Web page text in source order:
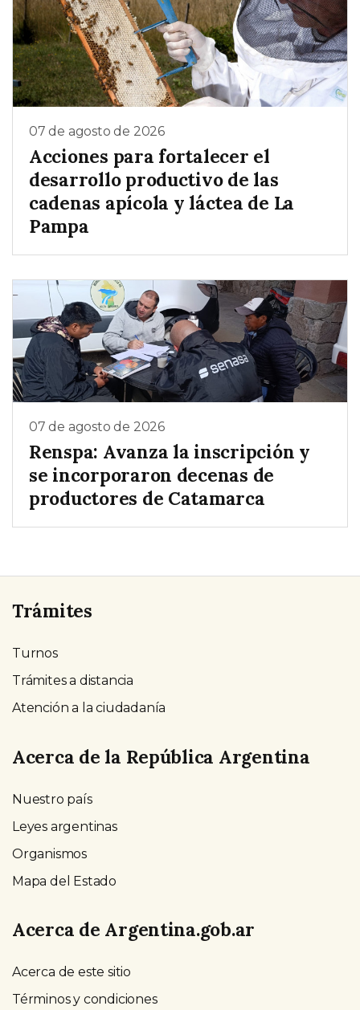
07 de agosto de 2026
Acciones para fortalecer el
desarrollo productivo de las
cadenas apícola y láctea de La
Pampa
07 de agosto de 2026
Renspa: Avanza la inscripción y
se incorporaron decenas de
productores de Catamarca
Trámites
Turnos
Trámites a distancia
Atención a la ciudadanía
Acerca de la República Argentina
Nuestro país
Leyes argentinas
Organismos
Mapa del Estado
Acerca de Argentina.gob.ar
Acerca de este sitio
Términos y condiciones